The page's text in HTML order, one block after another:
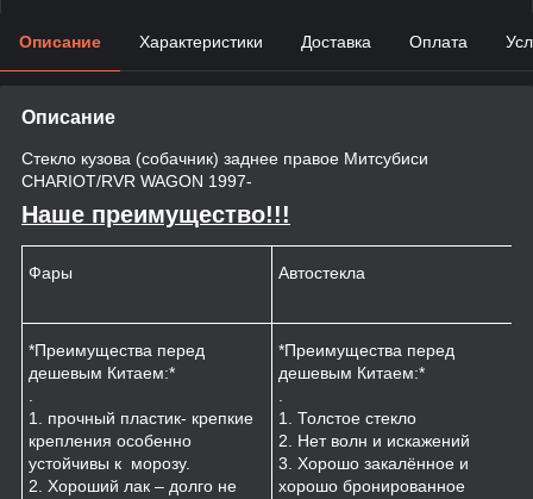
Описание Характеристики Доставка Оплата
Описание
Стекло кузова (собачник) заднее правое Митсубиси
CHARIOT/RVR WAGON 1997-
Наше преимущество!!!
Фары Автостекла
*Преимущества перед
дешевым Китаем:*
.
1. прочный пластик- крепкие
крепления особенно
устойчивы к морозу.
2. Хороший лак – долго не
*Преимущества перед
дешевым Китаем:*
.
1. Толстое стекло
2. Нет волн и искажений
3. Хорошо закалённое и
хорошо бронированное